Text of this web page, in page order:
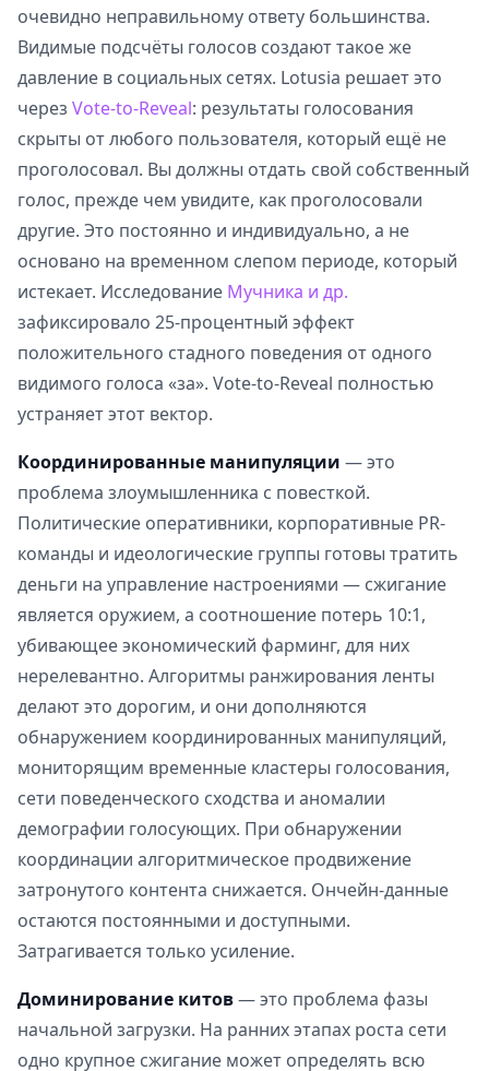
очевидно неправильному ответу большинства.
Видимые подсчёты голосов создают такое же
давление в социальных сетях. Lotusia решает это
через Vote-to-Reveal: результаты голосования
скрыты от любого пользователя, который ещё не
проголосовал. Вы должны отдать свой собственный
голос, прежде чем увидите, как проголосовали
другие. Это постоянно и индивидуально, а не
основано на временном слепом периоде, который
истекает. Исследование Мучника и др.
зафиксировало 25-процентный эффект
положительного стадного поведения от одного
видимого голоса «за». Vote-to-Reveal полностью
устраняет этот вектор.
Координированные манипуляции — это
проблема злоумышленника с повесткой.
Политические оперативники, корпоративные PR-
команды и идеологические группы готовы тратить
деньги на управление настроениями — сжигание
является оружием, а соотношение потерь 10:1,
убивающее экономический фарминг, для них
нерелевантно. Алгоритмы ранжирования ленты
делают это дорогим, и они дополняются
обнаружением координированных манипуляций,
мониторящим временные кластеры голосования,
сети поведенческого сходства и аномалии
демографии голосующих. При обнаружении
координации алгоритмическое продвижение
затронутого контента снижается. Ончейн-данные
остаются постоянными и доступными.
Затрагивается только усиление.
Доминирование китов— это проблема фазы
начальной загрузки. На ранних этапах роста сети
одно крупное сжигание может определять всю